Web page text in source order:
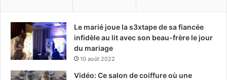
Le marié joue la s3xtape de sa fiancée
infidèle au lit avec son beau-frère le jour
du mariage
10 août 2022
Vidéo: Ce salon de coiffure où une